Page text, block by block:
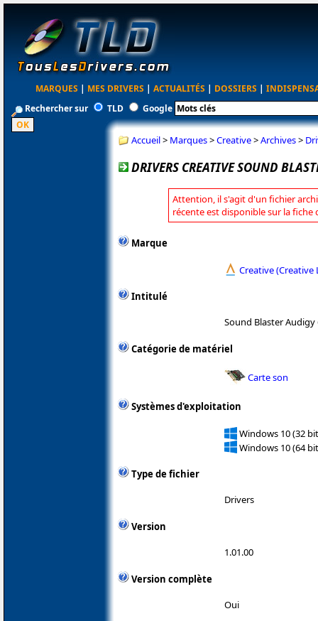
MARQUES | MES DRIVERS | ACTUALITÉS | DOSSIERS |
Rechercher sur
TLD Google
Accueil> Marques>Creative>Archives>
DRIVERS CREATIVE SOUND
Attention, il s'agit d'un fichier
récente est disponible sur la fiche
Marque
Creative (Creative
Intitulé
Sound Blaster Audigy
Catégorie de matériel
Carte son
Systèmes d'exploitation
Windows 10 (32
Windows 10 (64
Type de fichier
Drivers
Version
1.01.00
Version complète
Oui